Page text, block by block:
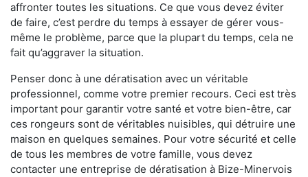
affronter toutes les situations. Ce que vous devez éviter
de faire, c’est perdre du temps à essayer de gérer vous-
même le problème, parce que la plupart du temps, cela ne
fait qu’aggraver la situation.
Penser donc à une dératisation avec un véritable
professionnel, comme votre premier recours. Ceci est très
important pour garantir votre santé et votre bien-être, car
ces rongeurs sont de véritables nuisibles, qui détruire une
maison en quelques semaines. Pour votre sécurité et celle
de tous les membres de votre famille, vous devez
contacter une entreprise de dératisation à Bize-Minervois